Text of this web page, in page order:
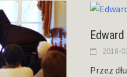
2018-
Przez